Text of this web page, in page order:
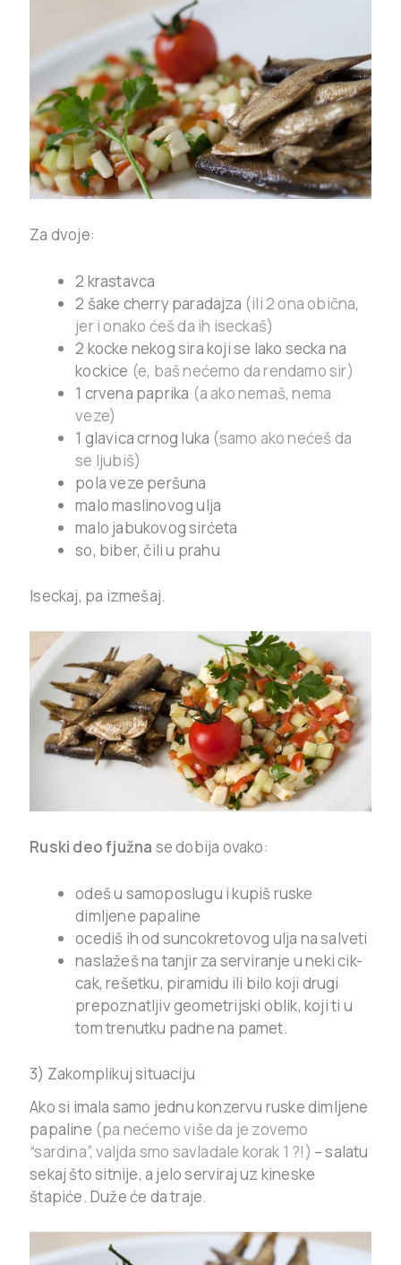
Za dvoje:
2 krastavca
2 šake cherry paradajza (ili 2 ona obična,
jer i onako ćeš da ih iseckaš)
2 kocke nekog sira koji se lako secka na
kockice (e, baš nećemo da rendamo sir)
1 crvena paprika (a ako nemaš, nema
veze)
1 glavica crnog luka (samo ako nećeš da
se ljubiš)
pola veze peršuna
malo maslinovog ulja
malo jabukovog sirćeta
so, biber, čili u prahu
Iseckaj, pa izmešaj.
Ruski deo fjužna se dobija ovako:
odeš u samoposlugu i kupiš ruske
dimljene papaline
ocediš ih od suncokretovog ulja na salveti
naslažeš na tanjir za serviranje u neki cik-
cak, rešetku, piramidu ili bilo koji drugi
prepoznatljiv geometrijski oblik, koji ti u
tom trenutku padne na pamet.
3) Zakomplikuj situaciju
Ako si imala samo jednu konzervu ruske dimljene
papaline (pa nećemo više da je zovemo
“sardina”, valjda smo savladale korak 1 ?!) – salatu
sekaj što sitnije, a jelo serviraj uz kineske
štapiće. Duže će da traje.